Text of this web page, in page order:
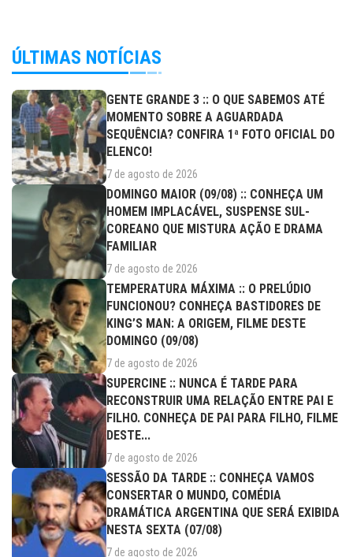
ÚLTIMAS NOTÍCIAS
GENTE GRANDE 3 :: O QUE SABEMOS ATÉ
MOMENTO SOBRE A AGUARDADA
SEQUÊNCIA? CONFIRA 1ª FOTO OFICIAL DO
ELENCO!
7 de agosto de 2026
DOMINGO MAIOR (09/08) :: CONHEÇA UM
HOMEM IMPLACÁVEL, SUSPENSE SUL-
COREANO QUE MISTURA AÇÃO E DRAMA
FAMILIAR
7 de agosto de 2026
TEMPERATURA MÁXIMA :: O PRELÚDIO
FUNCIONOU? CONHEÇA BASTIDORES DE
KING’S MAN: A ORIGEM, FILME DESTE
DOMINGO (09/08)
7 de agosto de 2026
SUPERCINE :: NUNCA É TARDE PARA
RECONSTRUIR UMA RELAÇÃO ENTRE PAI E
FILHO. CONHEÇA DE PAI PARA FILHO, FILME
DESTE...
7 de agosto de 2026
SESSÃO DA TARDE :: CONHEÇA VAMOS
CONSERTAR O MUNDO, COMÉDIA
DRAMÁTICA ARGENTINA QUE SERÁ EXIBIDA
NESTA SEXTA (07/08)
7 de agosto de 2026